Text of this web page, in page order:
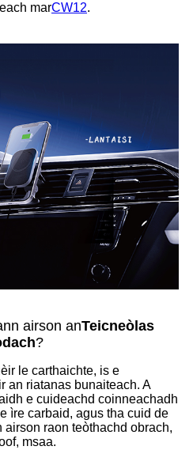
marCW12.
airson anTeicneòlas
?
le carthaichte, is e
an riatanas bunaiteach. A
e cuideachd coinneachadh
ìre carbaid, agus tha cuid de
raon teòthachd obrach,
msaa.